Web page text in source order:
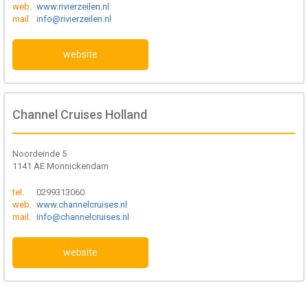
web. www.rivierzeilen.nl
mail. info@rivierzeilen.nl
website
Channel Cruises Holland
Noordeinde 5
1141 AE Monnickendam
tel.
0299313060
web. www.channelcruises.nl
mail. info@channelcruises.nl
website